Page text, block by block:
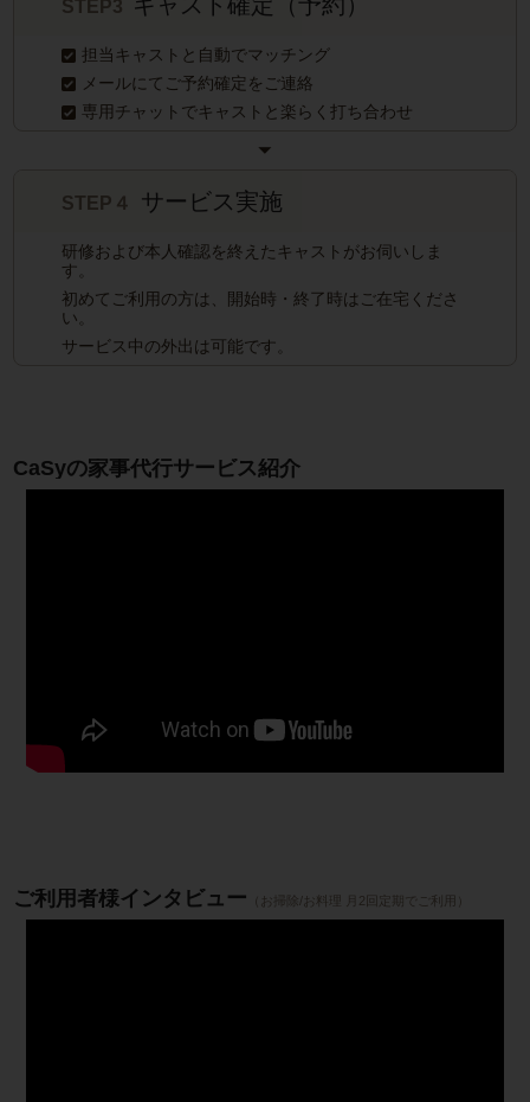
STEP3
担当キャストと自動でマッチング
メールにてご予約確定をご連絡
専用チャットでキャストと楽らく打ち合わせ
STEP４ サービス実施
研修および本人確認を終えたキャストがお伺いしま
す。
初めてご利用の方は、開始時・終了時はご在宅くださ
い。
サービス中の外出は可能です。
CaSyの家事代行サービス紹介
ご利用者様インタビュー （お掃除/お料理 月2回定期でご利用）